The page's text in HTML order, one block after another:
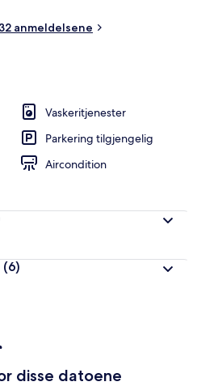
anmeldelsene
Vaskeritjenester
Parkering tilgjengelig
Aircondition
(6)
disse datoene